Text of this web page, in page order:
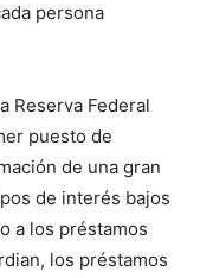
persona
Reserva Federal
puesto de
de una gran
de interés bajos
a los préstamos
los préstamos